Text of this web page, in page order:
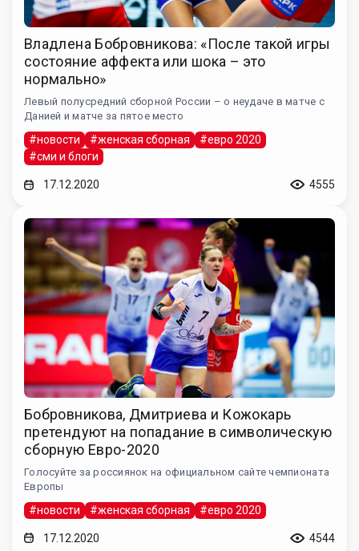
Владлена Бобровникова: «После такой игры
состояние аффекта или шока – это
нормально»
Левый полусредний сборной России – о неудаче в матче с
Данией и матче за пятое место
#новости #женская сборная
#евро 2020
#сми и блоги
17.12.2020 4555
Бобровникова, Дмитриева и Кожокарь
претендуют на попадание в символическую
сборную Евро-2020
Голосуйте за россиянок на официальном сайте чемпионата
Европы
#новости #женская сборная #евро 2020
17.12.2020 4544